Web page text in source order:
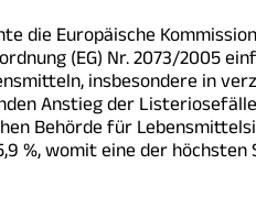
die Europäische
(EG) Nr. 2073/2005
insbesondere in
Anstieg der
Behörde für
%, womit eine der